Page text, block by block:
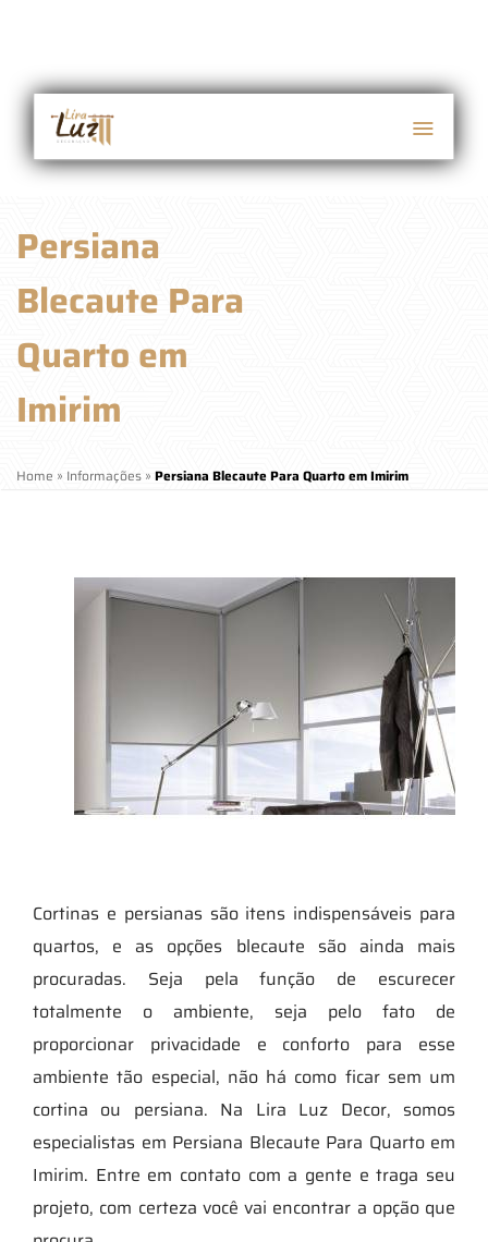
Persiana
Blecaute Para
Quarto em
Imirim
Home » Informações » Persiana Blecaute Para Quarto em Imirim
Cortinas e persianas são itens indispensáveis para
quartos, e as opções blecaute são ainda mais
procuradas. Seja pela função de escurecer
totalmente o ambiente, seja pelo fato de
proporcionar privacidade e conforto para esse
ambiente tão especial, não há como ficar sem um
cortina ou persiana. Na Lira Luz Decor, somos
especialistas em Persiana Blecaute Para Quarto em
Imirim. Entre em contato com a gente e traga seu
projeto, com certeza você vai encontrar a opção que